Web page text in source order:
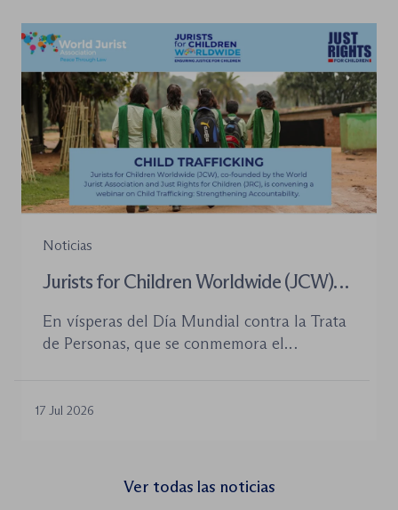
tramitación de los procedimientos como en
la organización de los órganos […]
Noticias
Jurists for Children Worldwide (JCW)
para combatir la trata de menores y
defender el Estado de Derecho
En vísperas del Día Mundial contra la Trata
de Personas, que se conmemora el
la World Jurist Association (WJA) y Just
seminario web internacional «Trata de
menores: reforzando la rendición de
17 Jul 2026
Ver todas las noticias